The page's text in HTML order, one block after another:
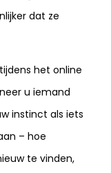
dat ze
het online
u iemand
instinct als iets
– hoe
te vinden,